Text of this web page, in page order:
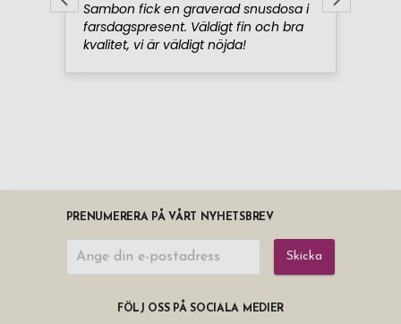
PRENUMERERA PÅ VÅRT NYHETSBREV
Skicka
FÖLJ OSS PÅ SOCIALA MEDIER